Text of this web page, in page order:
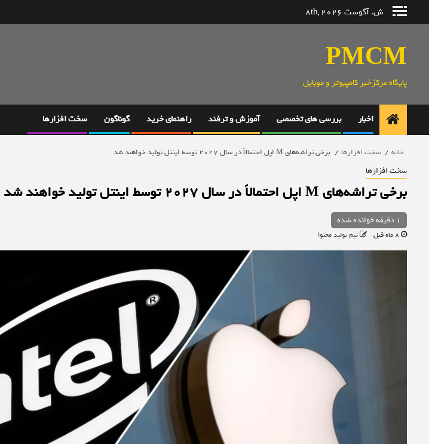
ش. آگوست 8th, 2026
PMCM
پایگاه مرکزخبر کامپیوتر و موبایل
اخبار بررسی های تخصصی آموزش و ترفند راهنمای خرید گوناگون سخت افزارها
خانه سخت افزارها برخی تراشه‌های M اپل احتمالاً در سال ۲۰۲۷ توسط اینتل تولید خواهند شد
سخت افزارها
برخی تراشه‌های M اپل احتمالاً در سال ۲۰۲۷ توسط اینتل تولید خواهند شد
1 دقیقه خوانده شده
تیم تولید محتوا